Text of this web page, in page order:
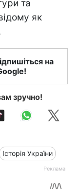
та
як
на
зручно!
Історія України